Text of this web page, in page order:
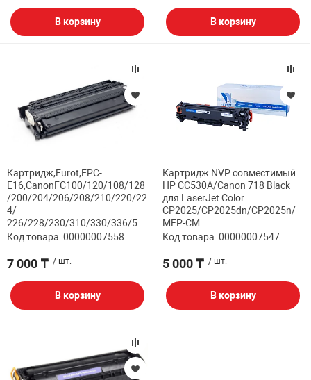
В корзину В корзину
Картридж,Eurot,EPC-
E16,CanonFC100/120/108/128
/200/204/206/208/210/220/22
4/
226/228/230/310/330/336/5
Код товара: 00000007558
7 000 ₸ / шт.
В корзину
Картридж NVP совместимый
HP CC530A/Canon 718 Black
для LaserJet Color
CP2025/CP2025dn/CP2025n/
MFP-CM
Код товара: 00000007547
5 000 ₸ / шт.
В корзину